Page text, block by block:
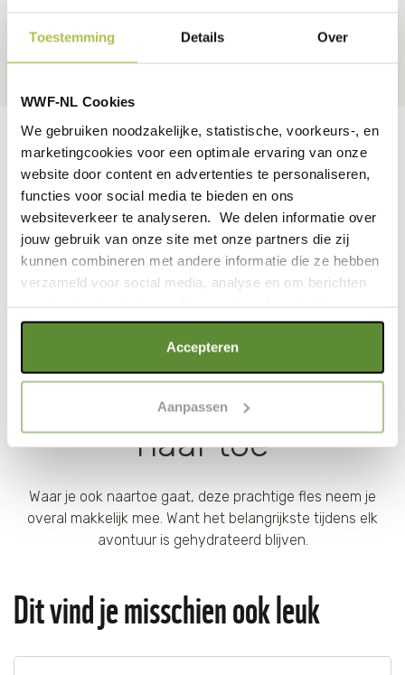
Toestemming Details Over
WWF-NL Cookies
We gebruiken noodzakelijke, statistische, voorkeurs-, en
marketingcookies voor een optimale ervaring van onze
website door content en advertenties te personaliseren,
functies voor social media te bieden en ons
websiteverkeer te analyseren. We delen informatie over
jouw gebruik van onze site met onze partners die zij
kunnen combineren met andere informatie die ze hebben
verzameld voor social media, analyse en om berichten
Als je op "Alle cookies accepteren" klikt, ga je akkoord
met een optimaal gebruik van de website. Als je niet alle
"selectie toestaan" of "alleen noodzakelijke cookies", wat
wel gevolgen kan hebben voor de gebruiksvriendelijkheid
van de website. Voor meer inzage in de cookies klik dan
onzeCookie Policy.
Accepteren
Aanpassen
als een normale bidon.
Neem je fles overal mee
naar toe
Waar je ook naartoe gaat, deze prachtige fles neem je
overal makkelijk mee. Want het belangrijkste tijdens elk
avontuur is gehydrateerd blijven.
Dit vind je misschien ook leuk